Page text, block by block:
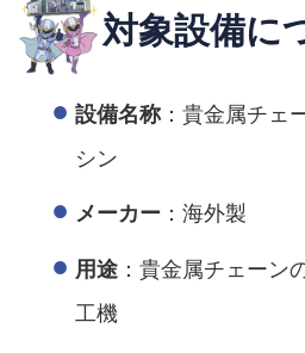
対象設備に
設備名称 ：貴金属チェ
シン
メーカー ：海外製
用途 ：貴金属チェーン
工機